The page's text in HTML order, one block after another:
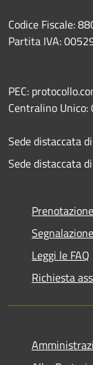
Codice Fiscale:
Partita IVA:
PEC:
Centralino
Sede distaccata
Sede distaccata
Leggi le FAQ
Richiesta